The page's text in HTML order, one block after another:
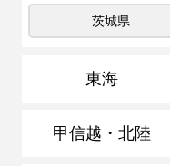
茨城県
東海
甲信越・北陸